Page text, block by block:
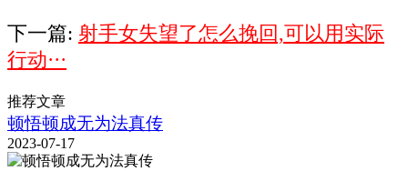
下一篇: 射手女失望了怎么挽回,可以用实际
行动···
推荐文章
顿悟顿成无为法真传
2023-07-17